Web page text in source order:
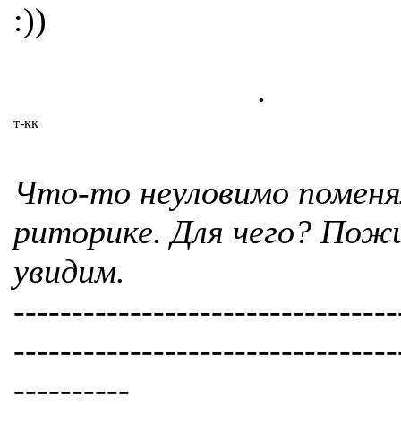
:))
.
т-кк
Что-то неуловимо
риторике. Для чего?
увидим.
----------